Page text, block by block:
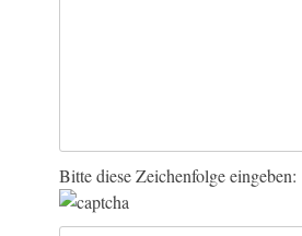
Bitte diese Zeichenfolge eingeben: